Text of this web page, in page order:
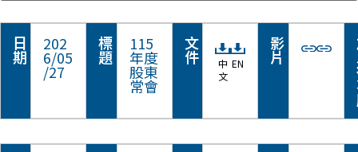
日
期
202
6/05
/27
標
題
115
年度
股東
常會
文
件
中
文
EN
影
片